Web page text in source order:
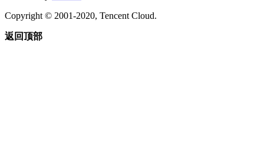
Copyright © 2001-2020, Tencent Cloud.
返回顶部